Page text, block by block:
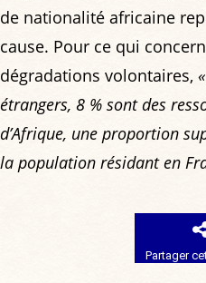
de nationalité africaine
cause. Pour ce qui
dégradations volontaires,
étrangers, 8 % sont des
d’Afrique, une proportion
la population résidant en
Partager